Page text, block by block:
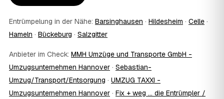
stellen auf Wunsch einen Entsorgungsnachweis aus —
oder die eigene Dokumentation.
09 Muss ich bei der Entrümpelung anwesend sein?
Übergabe und zum Abschluss vor Ort; den genauen
Ablauf — etwa die Schlüsselübergabe — stimmen Sie
direkt mit dem Entrümpler ab.
10 Was ist im Festpreis enthalten?
Entrümpelung in der Nähe: Barsinghausen · Hildesheim · Celle ·
Hameln · Bückeburg · Salzgitter
Anbieter im Check: MMH Umzüge und Transporte GmbH -
Umzugsunternehmen Hannover · Sebastian-
Umzug/Transport/Entsorgung · UMZUG TAXXI -
Umzugsunternehmen Hannover · Fix + weg ... die Entrümpler /